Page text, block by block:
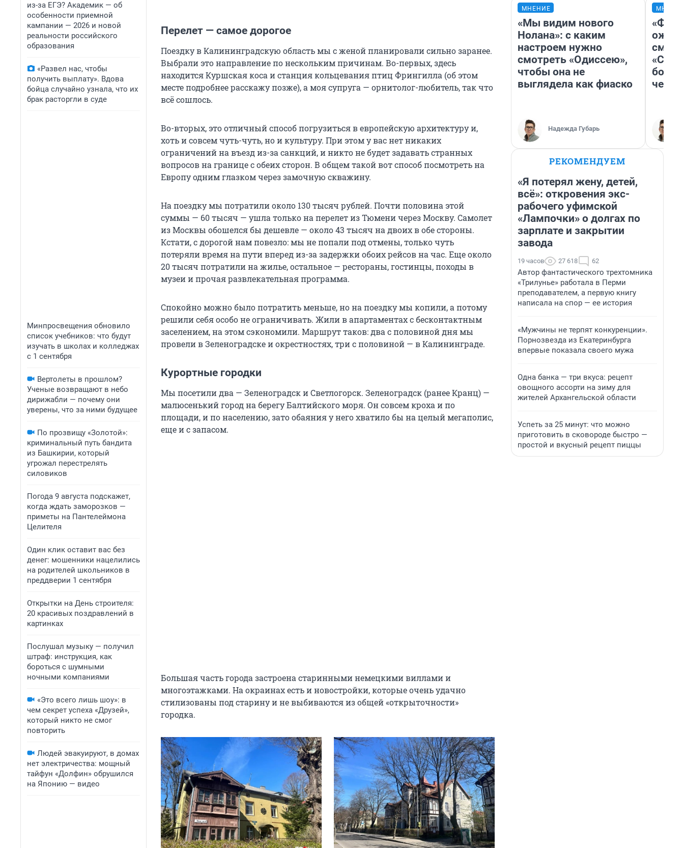
из-за ЕГЭ? Академик — об
особенности приемной
кампании — 2026 и новой
реальности российского
образования
«Развел нас, чтобы
получить выплату». Вдова
бойца случайно узнала, что их
брак расторгли в суде
Минпросвещения обновило
список учебников: что будут
изучать в школах и колледжах
с 1 сентября
Вертолеты в прошлом?
Ученые возвращают в небо
дирижабли — почему они
уверены, что за ними будущее
По прозвищу «Золотой»:
криминальный путь бандита
из Башкирии, который
угрожал перестрелять
силовиков
Погода 9 августа подскажет,
когда ждать заморозков —
приметы на Пантелеймона
Целителя
Один клик оставит вас без
денег: мошенники нацелились
на родителей школьников в
преддверии 1 сентября
Открытки на День строителя:
20 красивых поздравлений в
картинках
Послушал музыку — получил
штраф: инструкция, как
бороться с шумными
ночными компаниями
«Это всего лишь шоу»: в
чем секрет успеха «Друзей»,
который никто не смог
повторить
Людей эвакуируют, в домах
нет электричества: мощный
тайфун «Долфин» обрушился
на Японию — видео
Перелет — самое дорогое
Поездку в Калининградскую область мы с женой планировали сильно заранее.
Выбрали это направление по нескольким причинам. Во-первых, здесь
находится Куршская коса и станция кольцевания птиц Фрингилла (об этом
месте подробнее расскажу позже), а моя супруга — орнитолог-любитель, так что
всё сошлось.
Во-вторых, это отличный способ погрузиться в европейскую архитектуру и,
хоть и совсем чуть-чуть, но и культуру. При этом у вас нет никаких
ограничений на въезд из-за санкций, и никто не будет задавать странных
вопросов на границе с обеих сторон. В общем такой вот способ посмотреть на
Европу одним глазком через замочную скважину.
На поездку мы потратили около 130 тысяч рублей. Почти половина этой
суммы — 60 тысяч — ушла только на перелет из Тюмени через Москву. Самолет
из Москвы обошелся бы дешевле — около 43 тысяч на двоих в обе стороны.
Кстати, с дорогой нам повезло: мы не попали под отмены, только чуть
потеряли время на пути вперед из-за задержки обоих рейсов на час. Еще около
20 тысяч потратили на жилье, остальное — рестораны, гостинцы, походы в
музеи и прочая развлекательная программа.
Спокойно можно было потратить меньше, но на поездку мы копили, а потому
решили себя особо не ограничивать. Жили в апартаментах с бесконтактным
заселением, на этом сэкономили. Маршрут таков: два с половиной дня мы
провели в Зеленоградске и окрестностях, три с половиной — в Калининграде.
Курортные городки
Мы посетили два — Зеленоградск и Светлогорск. Зеленоградск (ранее Кранц) —
малюсенький город на берегу Балтийского моря. Он совсем кроха и по
площади, и по населению, зато обаяния у него хватило бы на целый мегаполис,
еще и с запасом.
Большая часть города застроена старинными немецкими виллами и
многоэтажками. На окраинах есть и новостройки, которые очень удачно
стилизованы под старину и не выбиваются из общей «открыточности»
городка.
МНЕНИЕ
«Мы видим нового
Нолана»: с каким
настроем нужно
смотреть «Одиссею»,
чтобы она не
выглядела как фиаско
Надежда Губарь
РЕКОМЕНДУЕМ
«Я потерял жену, детей,
всё»: откровения экс-
рабочего уфимской
«Лампочки» о долгах по
зарплате и закрытии
завода
19 часов 27 618 62
Автор фантастического трехтомника
«Трилунье» работала в Перми
преподавателем, а первую книгу
написала на спор — ее история
«Мужчины не терпят конкуренции».
Порнозвезда из Екатеринбурга
впервые показала своего мужа
Одна банка — три вкуса: рецепт
овощного ассорти на зиму для
жителей Архангельской области
Успеть за 25 минут: что можно
приготовить в сковороде быстро —
простой и вкусный рецепт пиццы